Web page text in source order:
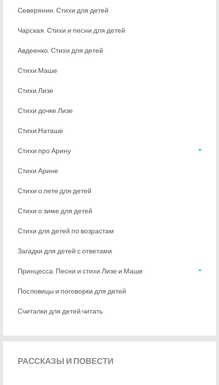
Северянин. Стихи для детей
Чарская. Стихи и песни для детей
Авдеенко. Стихи для детей
Стихи Маше
Стихи Лизе
Стихи дочке Лизе
Стихи Наташе
Стихи про Арину
Стихи Арине
Стихи о лете для детей
Стихи о зиме для детей
Стихи для детей по возрастам
Загадки для детей с ответами
Принцесса. Песни и стихи Лизе и Маше
Пословицы и поговорки для детей
Считалки для детей читать
РАССКАЗЫ И ПОВЕСТИ